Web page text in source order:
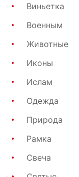
Виньетка
Военным
Животные
Иконы
Ислам
Одежда
Природа
Рамка
Свеча